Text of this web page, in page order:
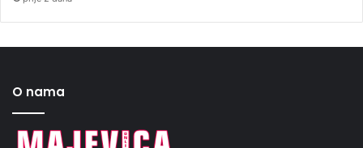
O nama